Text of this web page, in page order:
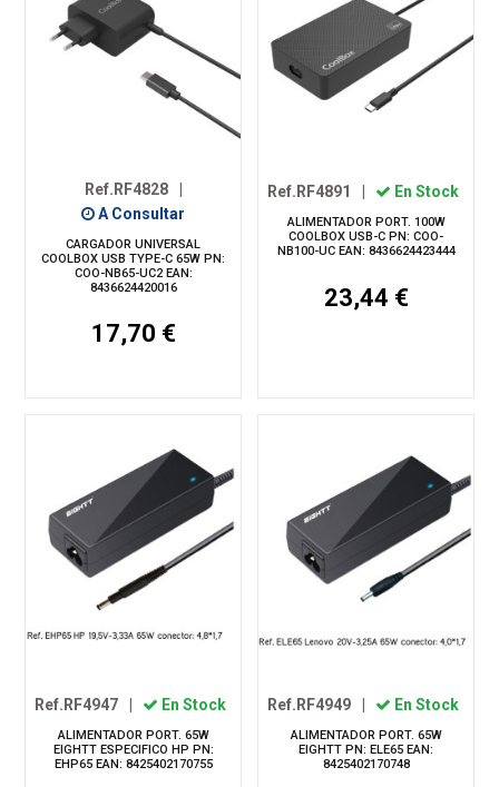
Ref.RF4828
A Consultar
CARGADOR UNIVERSAL
COOLBOX USB TYPE-C 65W PN:
COO-NB65-UC2 EAN:
8436624420016
17,70 €
Ref.RF4891 En Stock
ALIMENTADOR PORT. 100W
COOLBOX USB-C PN: COO-
NB100-UC EAN: 8436624423444
23,44 €
Ref.RF4947 | En Stock
ALIMENTADOR PORT. 65W
EIGHTT ESPECIFICO HP PN:
EHP65 EAN: 8425402170755
Ref.RF4949 | En Stock
ALIMENTADOR PORT. 65W
EIGHTT PN: ELE65 EAN:
8425402170748